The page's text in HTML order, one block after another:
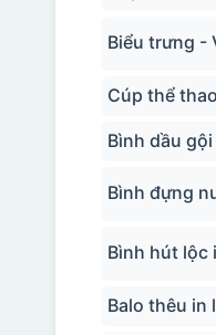
Cúp thể thao
Bình dầu
Bình đựng
Bình hút lộc
Balo thêu in